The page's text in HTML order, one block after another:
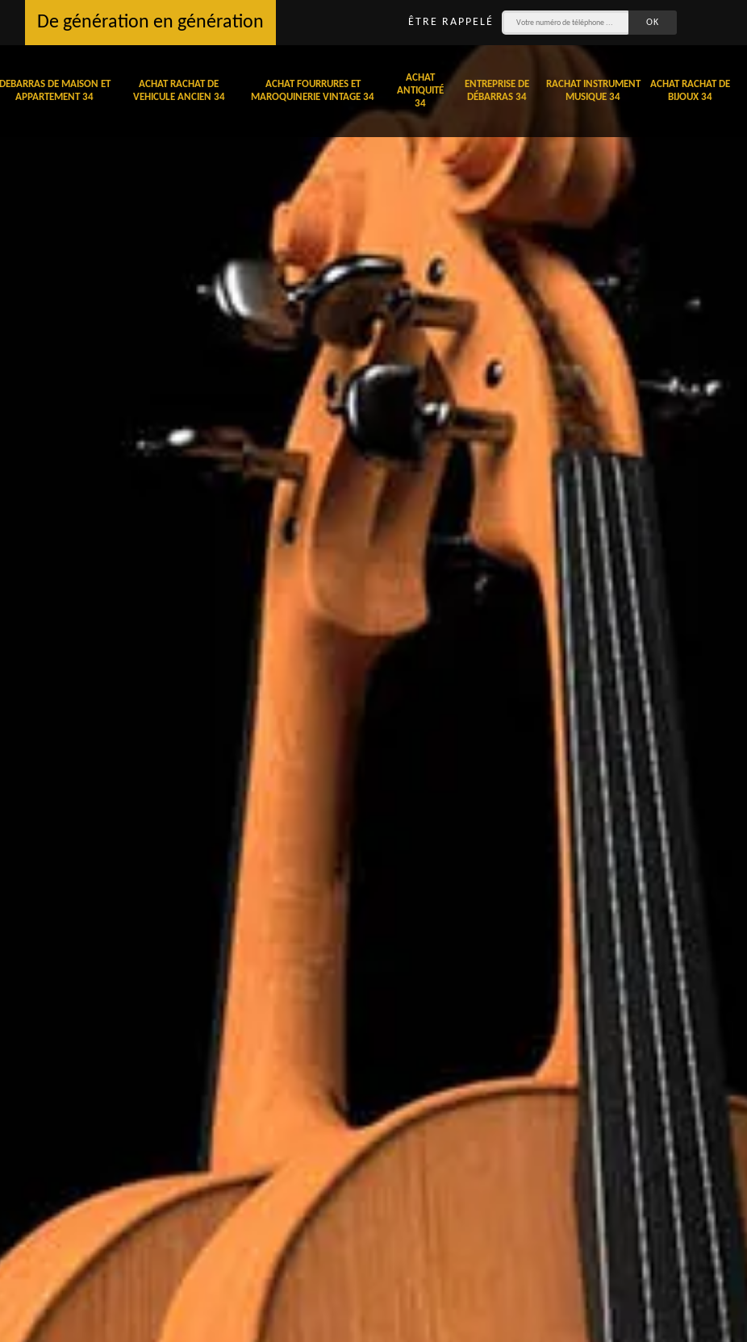
De génération en génération ÊTRE RAPPELÉ
DEBARRAS DE MAISON ET
APPARTEMENT 34
ACHAT RACHAT DE
VEHICULE ANCIEN 34
ACHAT FOURRURES ET
MAROQUINERIE VINTAGE 34
ACHAT
ANTIQUITÉ
34
ENTREPRISE DE
DÉBARRAS 34
RACHAT INSTRUMENT
MUSIQUE 34
ACHAT RACHAT DE
BIJOUX 34